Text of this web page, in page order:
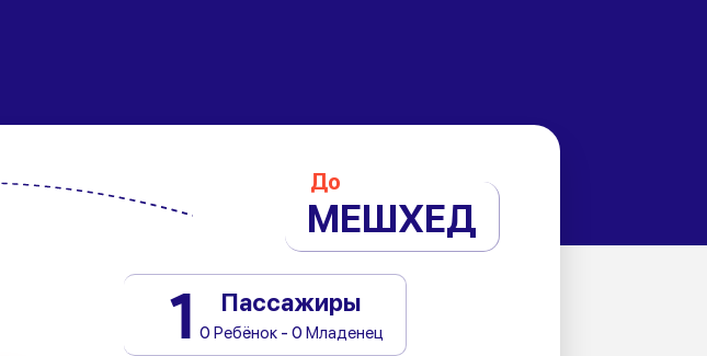
До
МЕШХЕД
1 Пассажиры
0 Ребёнок - 0 Младенец